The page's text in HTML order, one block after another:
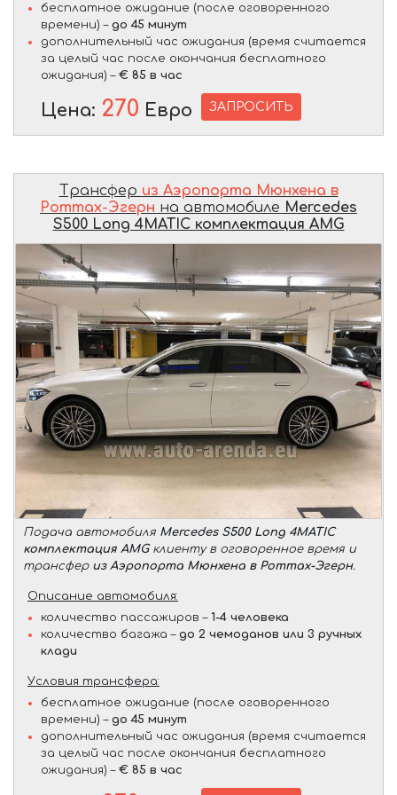
бесплатное ожидание (после оговоренного
времени) – до 45 минут
дополнительный час ожидания (время считается
за целый час после окончания бесплатного
ожидания) – € 85 в час
Цена: 270 Евро ЗАПРОСИТЬ
Трансфер из Аэропорта Мюнхена в
Роттах-Эгерн на автомобиле Mercedes
S500 Long 4MATIC комплектация AMG
Подача автомобиля Mercedes S500 Long 4MATIC
комплектация AMGклиенту в оговоренное время и
трансфер из Аэропорта Мюнхена в Роттах-Эгерн.
Описание автомобиля:
количество пассажиров – 1-4 человека
количество багажа – до 2 чемоданов или 3 ручных
клади
Условия трансфера:
бесплатное ожидание (после оговоренного
времени) – до 45 минут
дополнительный час ожидания (время считается
за целый час после окончания бесплатного
ожидания) – € 85 в час